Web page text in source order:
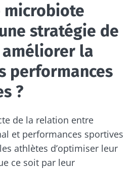
microbiote
stratégie de
la
performances
?
de la relation entre
et performances sportives
athlètes d’optimiser leur
ce soit par leur